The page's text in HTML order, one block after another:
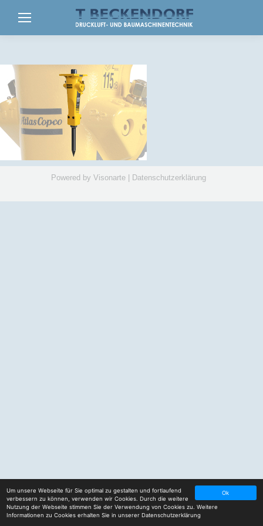
Powered by Visonarte Datenschutzerklärung
Ok
Um unsere Webseite für Sie optimal zu gestalten und fortlaufend
verbessern zu können, verwenden wir Cookies. Durch die weitere
Nutzung der Webseite stimmen Sie der Verwendung von Cookies zu. Weitere
Informationen zu Cookies erhalten Sie in unserer Datenschutzerklärung